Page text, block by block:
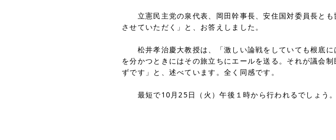
立憲民主党の泉代表、岡田幹事長、安住国対委員長とも
させていただく」と、お答えしました。
松井孝治慶大教授は、「激しい論戦をしていても根底に
を分かつときにはその旅立ちにエールを送る。それが議会
ずです」と、述べています。全く同感です。
最短で10月25日（火）午後１時から行われるでしょう。